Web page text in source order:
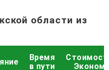
области из
Время
в пути
Эконом